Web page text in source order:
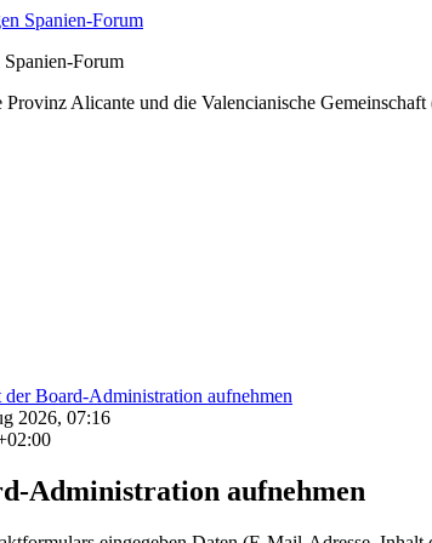
Forum
Provinz Alicante und die Valencianische
Board-Administration aufnehmen
2026, 07:16
Administration aufnehmen